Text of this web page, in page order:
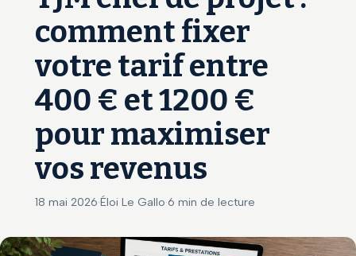
comment fixer
votre tarif entre
400 € et 1200 €
pour maximiser
vos revenus
18 mai 2026·Éloi Le Gallo·6 min de lecture